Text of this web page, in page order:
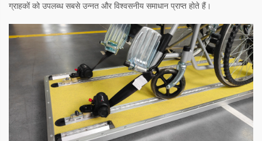
ग्राहकों को उपलब्ध सबसे उन्नत और विश्वसनीय समाधान प्राप्त होते हैं।